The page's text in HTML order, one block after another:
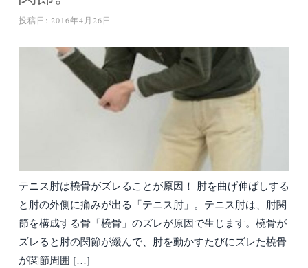
投稿日: 2016年4月26日
テニス肘は橈骨がズレることが原因！ 肘を曲げ伸ばしする
と肘の外側に痛みが出る「テニス肘」。テニス肘は、肘関
節を構成する骨「橈骨」のズレが原因で生じます。橈骨が
ズレると肘の関節が緩んで、肘を動かすたびにズレた橈骨
が関節周囲 […]